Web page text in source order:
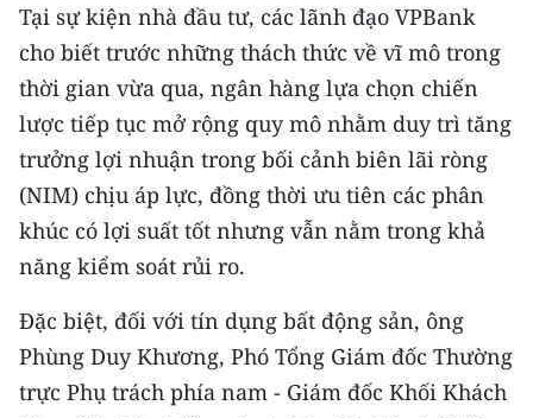
Tại sự kiện nhà đầu tư, các lãnh đạo VPBank
cho biết trước những thách thức về vĩ mô trong
thời gian vừa qua, ngân hàng lựa chọn chiến
lược tiếp tục mở rộng quy mô nhằm duy trì tăng
trưởng lợi nhuận trong bối cảnh biên lãi ròng
(NIM) chịu áp lực, đồng thời ưu tiên các phân
khúc có lợi suất tốt nhưng vẫn nằm trong khả
năng kiểm soát rủi ro.
Đặc biệt, đối với tín dụng bất động sản, ông
Phùng Duy Khương, Phó Tổng Giám đốc Thường
trực Phụ trách phía nam - Giám đốc Khối Khách